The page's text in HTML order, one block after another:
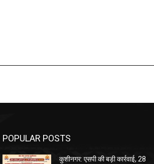
POPULAR POSTS
कुशीनगर: एसपी की बड़ी कार्रवाई, 28